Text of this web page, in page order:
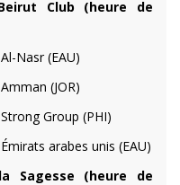
Club (heure de
Nasr (EAU)
(JOR)
Group (PHI)
arabes unis (EAU)
Sagesse (heure de